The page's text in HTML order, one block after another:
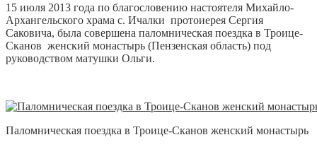
15 июля 2013 года по благословению настоятеля Михайло-
Архангельского храма с. Ичалки протоиерея Сергия
Саковича, была совершена паломническая поездка в Троице-
Сканов женский монастырь (Пензенская область) под
руководством матушки Ольги.
Паломническая поездка в Троице-Сканов женский монастырь